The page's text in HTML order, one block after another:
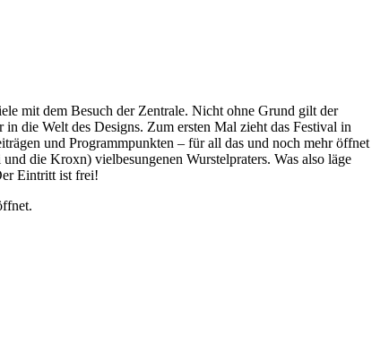
mit dem Besuch der Zentrale. Nicht ohne Grund gilt der
die Welt des Designs. Zum ersten Mal zieht das Festival in
und Programmpunkten – für all das und noch mehr öffnet
die Kroxn) vielbesungenen Wurstelpraters. Was also läge
Eintritt ist frei!